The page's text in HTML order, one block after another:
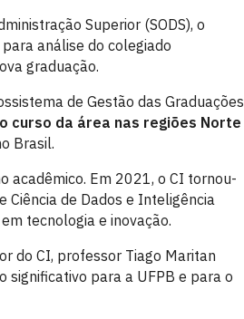
Superior (SODS), o
análise do colegiado
graduação.
de Gestão das Graduações
curso da área nas regiões Norte
Brasil.
acadêmico. Em 2021, o CI tornou-
de Dados e Inteligência
tecnologia e inovação.
do CI, professor Tiago Maritan
significativo para a UFPB e para o